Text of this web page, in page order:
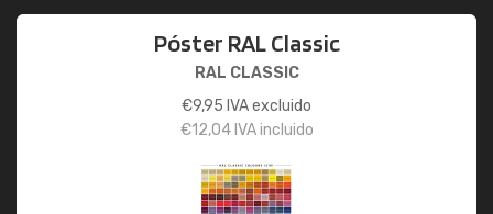
Póster RAL Classic
RAL CLASSIC
€9,95 IVA excluido
€12,04IVA incluido